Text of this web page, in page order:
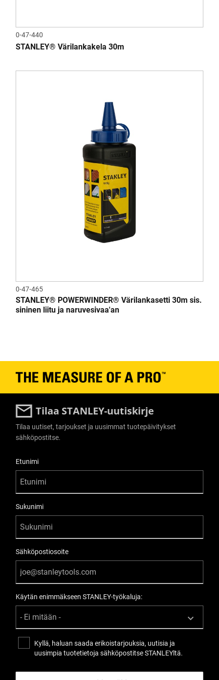
0-47-440
STANLEY® Värilankakela 30m
0-47-465
STANLEY® POWERWINDER® Värilankasetti 30m sis.
sininen liitu ja naruvesivaa'an
Tilaa STANLEY-uutiskirje
Tilaa uutiset, tarjoukset ja uusimmat tuotepäivitykset
sähköpostitse.
Etunimi
Sukunimi
Sähköpostiosoite
Käytän enimmäkseen STANLEY-työkaluja:
Kyllä, haluan saada erikoistarjouksia, uutisia ja
uusimpia tuotetietoja sähköpostitse STANLEYltä.